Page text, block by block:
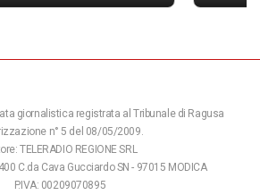
giornalistica registrata al Tribunale di Ragusa
n° 5 del 08/05/2009.
TELERADIO REGIONE SRL
C.da Cava Gucciardo SN - 97015 MODICA
P.IVA: 00209070895